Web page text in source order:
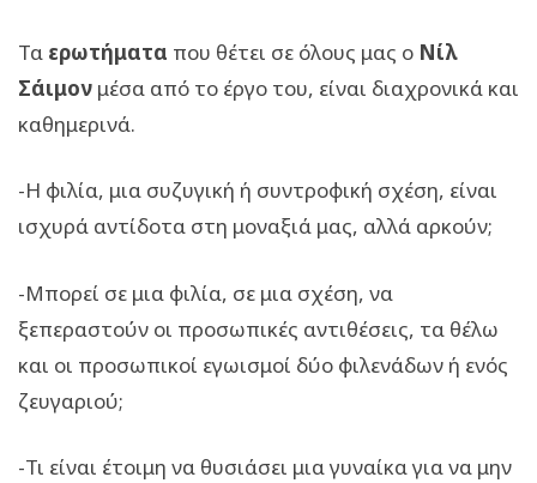
Τα ερωτήματα που θέτει σε όλους μας ο Νίλ
Σάιμον μέσα από το έργο του, είναι διαχρονικά και
καθημερινά.
-Η φιλία, μια συζυγική ή συντροφική σχέση, είναι
ισχυρά αντίδοτα στη μοναξιά μας, αλλά αρκούν;
-Μπορεί σε μια φιλία, σε μια σχέση, να
ξεπεραστούν οι προσωπικές αντιθέσεις, τα θέλω
και οι προσωπικοί εγωισμοί δύο φιλενάδων ή ενός
ζευγαριού;
-Τι είναι έτοιμη να θυσιάσει μια γυναίκα για να μην